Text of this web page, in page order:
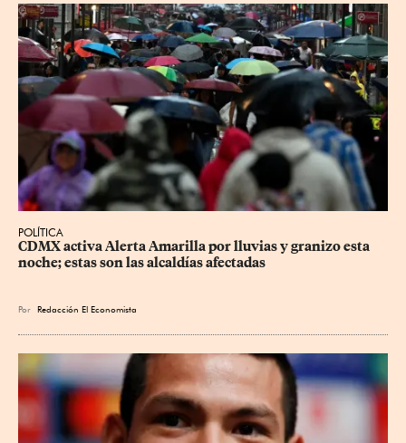
POLÍTICA
CDMX activa Alerta Amarilla por lluvias y granizo esta
noche; estas son las alcaldías afectadas
Por Redacción El Economista